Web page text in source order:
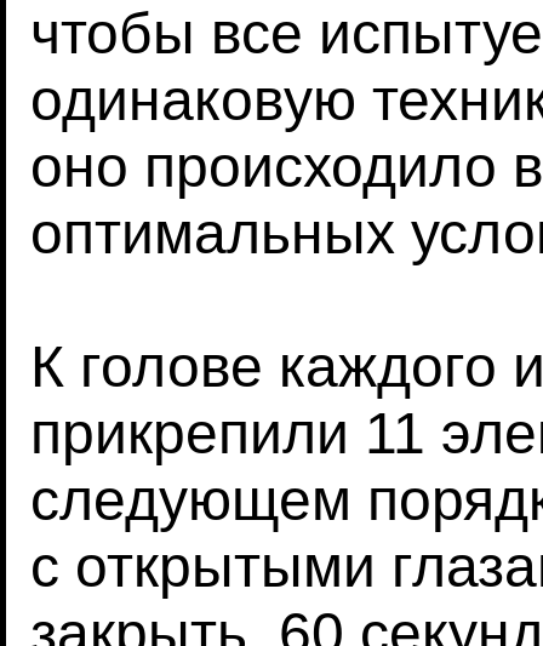
чтобы все
одинаковую
оно происходило
оптимальных
К голове каждого
прикрепили 11
следующем
с открытыми